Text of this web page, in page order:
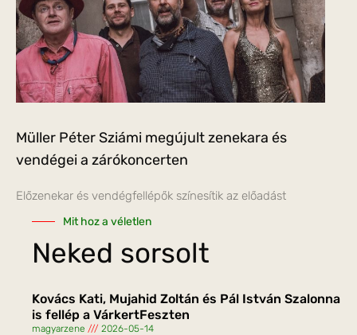
Müller Péter Sziámi megújult zenekara és
vendégei a zárókoncerten
Előzenekar és vendégfellépők színesítik az előadást
Mit hoz a véletlen
Neked sorsolt
Kovács Kati, Mujahid Zoltán és Pál István Szalonna
is fellép a VárkertFeszten
magyarzene 2026-05-14